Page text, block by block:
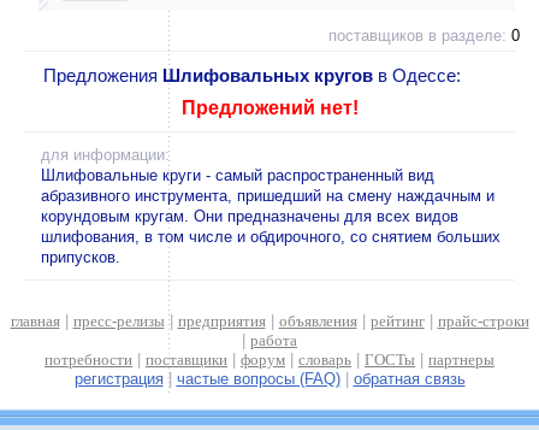
поставщиков в разделе: 0
Предложения Шлифовальных кругов в Одессе:
Предложений нет!
для информации:
Шлифовальные круги - самый распространенный вид
абразивного инструмента, пришедший на смену наждачным и
корундовым кругам. Они предназначены для всех видов
шлифования, в том числе и обдирочного, со снятием больших
припусков.
главная| пресс-релизы | предприятия| объявления| рейтинг| прайс-строки
работа
потребности
поставщики форум словарь ГОСТы
партнеры
регистрация| частые вопросы (FAQ)| обратная связь